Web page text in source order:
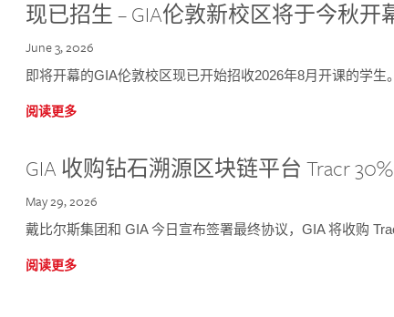
现已招生 – GIA伦敦新校区将于今秋开
June 3, 2026
即将开幕的GIA伦敦校区现已开始招收2026年8月开课的学生。
阅读更多
GIA 收购钻石溯源区块链平台 Tracr
May 29, 2026
戴比尔斯集团和 GIA 今日宣布签署最终协议，GIA 将收购
阅读更多